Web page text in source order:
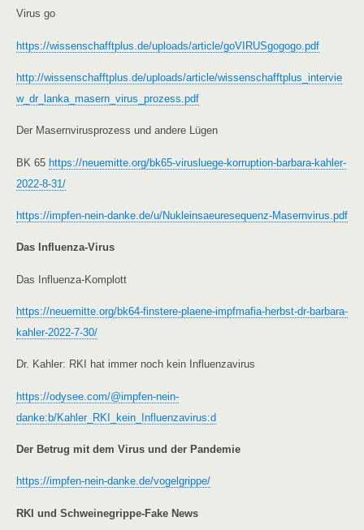
Virus go
https://wissenschafftplus.de/uploads/article/goVIRUSgogogo.pdf
http://wissenschafftplus.de/uploads/article/wissenschafftplus_intervie
w_dr_lanka_masern_virus_prozess.pdf
Der Masernvirusprozess und andere Lügen
BK 65 https://neuemitte.org/bk65-virusluege-korruption-barbara-kahler-
2022-8-31/
https://impfen-nein-danke.de/u/Nukleinsaeuresequenz-Masernvirus.pdf
Das Influenza-Virus
Das Influenza-Komplott
https://neuemitte.org/bk64-finstere-plaene-impfmafia-herbst-dr-barbara-
kahler-2022-7-30/
Dr. Kahler: RKI hat immer noch kein Influenzavirus
https://odysee.com/@impfen-nein-
danke:b/Kahler_RKI_kein_Influenzavirus:d
Der Betrug mit dem Virus und der Pandemie
https://impfen-nein-danke.de/vogelgrippe/
RKI und Schweinegrippe-Fake News